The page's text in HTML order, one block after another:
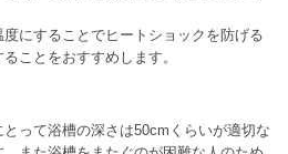
にすることでヒートショックを防げる
ことをおすすめします。
って浴槽の深さは50cmくらいが適切な